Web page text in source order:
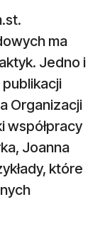
ma
Jedno i
Organizacji
współpracy
Joanna
które